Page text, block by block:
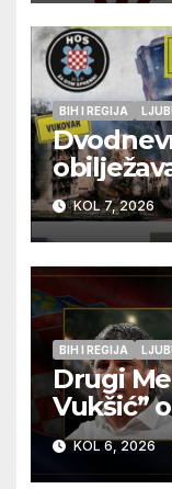
BIH I REGIJA
pogibije
KOL 7, 2026
BIH I REGIJA
Drugi
Vukšić”
12.KOL 6, 2026